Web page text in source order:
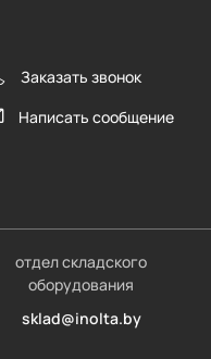
Заказать звонок
Написать сообщение
отдел складского
оборудования
sklad@inolta.by